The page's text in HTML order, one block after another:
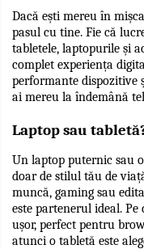
Dacă ești mereu în
pasul cu tine. Fie că
tabletele, laptopurile și
complet experiența
performante dispozitive
ai mereu la îndemână
Laptop sau
Un laptop puternic sau
doar de stilul tău de
muncă, gaming sau
este partenerul ideal.
ușor, perfect pentru
atunci o tabletă este